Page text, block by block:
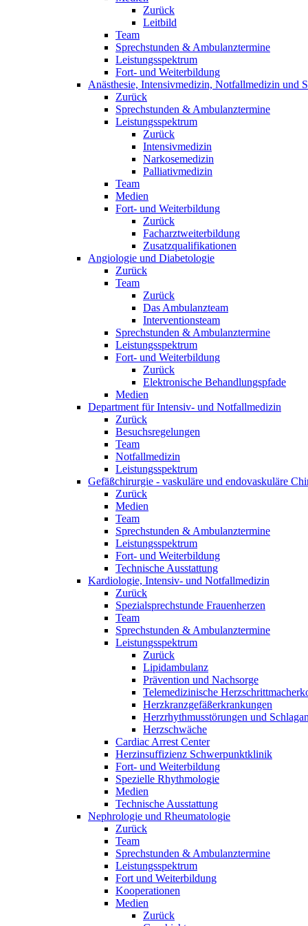
Zurück
Leitbild
Team
Sprechstunden & Ambulanztermine
Leistungsspektrum
Fort- und Weiterbildung
Anästhesie, Intensivmedizin, Notfallmedizin und
Zurück
Sprechstunden & Ambulanztermine
Leistungsspektrum
Zurück
Intensivmedizin
Narkosemedizin
Palliativmedizin
Team
Medien
Fort- und Weiterbildung
Zurück
Facharztweiterbildung
Zusatzqualifikationen
Angiologie und Diabetologie
Zurück
Team
Zurück
Das Ambulanzteam
Interventionsteam
Sprechstunden & Ambulanztermine
Leistungsspektrum
Fort- und Weiterbildung
Zurück
Elektronische Behandlungspfade
Medien
Department für Intensiv- und Notfallmedizin
Zurück
Besuchsregelungen
Team
Notfallmedizin
Leistungsspektrum
Gefäßchirurgie - vaskuläre und endovaskuläre
Zurück
Medien
Team
Sprechstunden & Ambulanztermine
Leistungsspektrum
Fort- und Weiterbildung
Technische Ausstattung
Kardiologie, Intensiv- und Notfallmedizin
Zurück
Spezialsprechstunde Frauenherzen
Team
Sprechstunden & Ambulanztermine
Leistungsspektrum
Zurück
Lipidambulanz
Prävention und Nachsorge
Telemedizinische
Herzkranzgefäßerkrankungen
Herzrhythmusstörungen und
Herzschwäche
Cardiac Arrest Center
Herzinsuffizienz Schwerpunktklinik
Fort- und Weiterbildung
Spezielle Rhythmologie
Medien
Technische Ausstattung
Nephrologie und Rheumatologie
Zurück
Team
Sprechstunden & Ambulanztermine
Leistungsspektrum
Fort und Weiterbildung
Kooperationen
Medien
Zurück